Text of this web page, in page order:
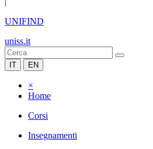
UNIFIND
uniss.it
IT EN
×
Home
Corsi
Insegnamenti